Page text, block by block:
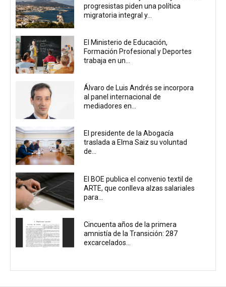
progresistas piden una política
migratoria integral y...
El Ministerio de Educación,
Formación Profesional y Deportes
trabaja en un...
Álvaro de Luis Andrés se incorpora
al panel internacional de
mediadores en...
El presidente de la Abogacía
traslada a Elma Saiz su voluntad
de...
El BOE publica el convenio textil de
ARTE, que conlleva alzas salariales
para...
Cincuenta años de la primera
amnistía de la Transición: 287
excarcelados...